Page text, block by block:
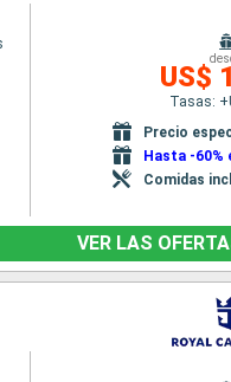
US$
Tasas:
Precio
Hasta -60%
Comidas
VER LAS